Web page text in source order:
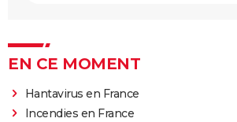
EN CE MOMENT
Hantavirus en France
Incendies en France